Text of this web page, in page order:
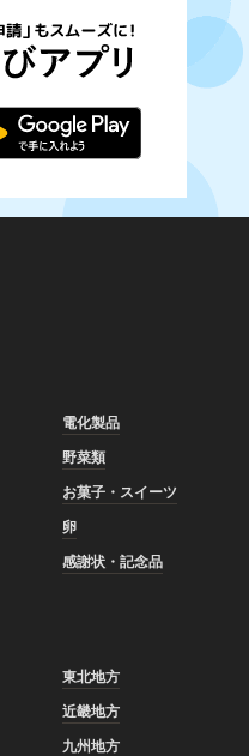
電化製品
野菜類
お菓子・スイーツ
卵
感謝状・記念品
東北地方
近畿地方
九州地方